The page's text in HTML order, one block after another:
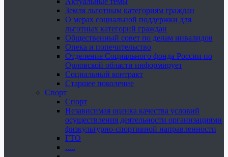
Земля льготным категориям граждан
О мерах социальной поддержки для
льготных категорий граждан
Общественный совет по делам инвалидов
Опека и попечительство
Отделение Социального фонда России по
Орловской области информирует
Социальный контракт
Старшее поколение
Спорт
Спорт
Независимая оценка качества условий
осуществления деятельности организациями
физкультурно-спортивной направленности
ГТО
.....